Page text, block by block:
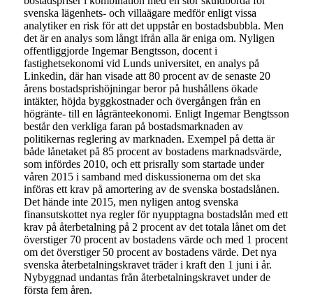
svenska lägenhets- och villaägare medför enligt vissa
analytiker en risk för att det uppstår en bostadsbubbla. Men
det är en analys som långt ifrån alla är eniga om. Nyligen
offentliggjorde Ingemar Bengtsson, docent i
fastighetsekonomi vid Lunds universitet, en analys på
Linkedin, där han visade att 80 procent av de senaste 20
årens bostadsprishöjningar beror på hushållens ökade
intäkter, höjda byggkostnader och övergången från en
högränte- till en lågränteekonomi. Enligt Ingemar Bengtsson
består den verkliga faran på bostadsmarknaden av
politikernas reglering av marknaden. Exempel på detta är
både lånetaket på 85 procent av bostadens marknadsvärde,
som infördes 2010, och ett prisrally som startade under
våren 2015 i samband med diskussionerna om det ska
införas ett krav på amortering av de svenska bostadslånen.
Det hände inte 2015, men nyligen antog svenska
finansutskottet nya regler för nyupptagna bostadslån med ett
krav på återbetalning på 2 procent av det totala lånet om det
överstiger 70 procent av bostadens värde och med 1 procent
om det överstiger 50 procent av bostadens värde. Det nya
svenska återbetalningskravet träder i kraft den 1 juni i år.
Nybyggnad undantas från återbetalningskravet under de
första fem åren.